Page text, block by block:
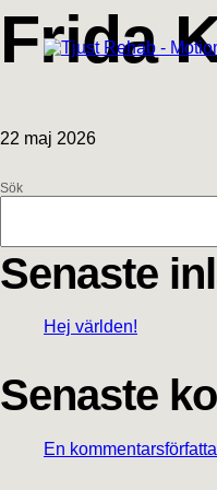
till
huvudnavigering
till
huvudinnehåll
till
det
primära
till
sidfot
Frida
22 maj 2026
Primärt
sidofält
Sök
Senaste
Hej världen!
Senaste
En